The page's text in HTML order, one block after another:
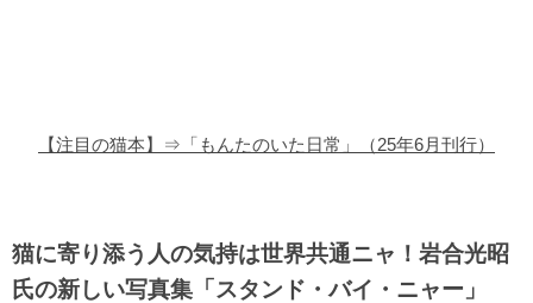
【注目の猫本】⇒「もんたのいた日常」（25年6月刊行）
猫に寄り添う人の気持は世界共通ニャ！岩合光昭
氏の新しい写真集「スタンド・バイ・ニャー」
猫のゲーム・アプリ